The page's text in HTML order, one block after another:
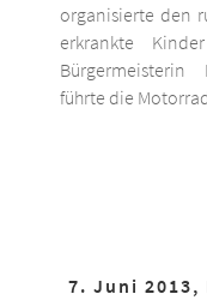
organisierte den
erkrankte
Bürgermeisterin
führte die
7. Juni